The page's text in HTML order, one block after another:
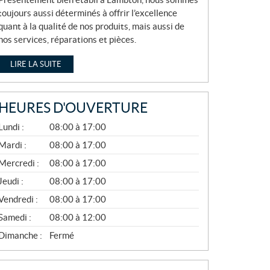
aussi déterminés à offrir l’excellence
à la qualité de nos produits, mais aussi de
services, réparations et pièces.
LIRE LA SUITE
HEURES D'OUVERTURE
:
08:00 à 17:00
:
08:00 à 17:00
:
08:00 à 17:00
Jeudi :
08:00 à 17:00
:
08:00 à 17:00
:
08:00 à 12:00
:
Fermé